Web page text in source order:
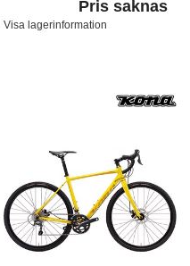
Pris saknas
Visa lagerinformation